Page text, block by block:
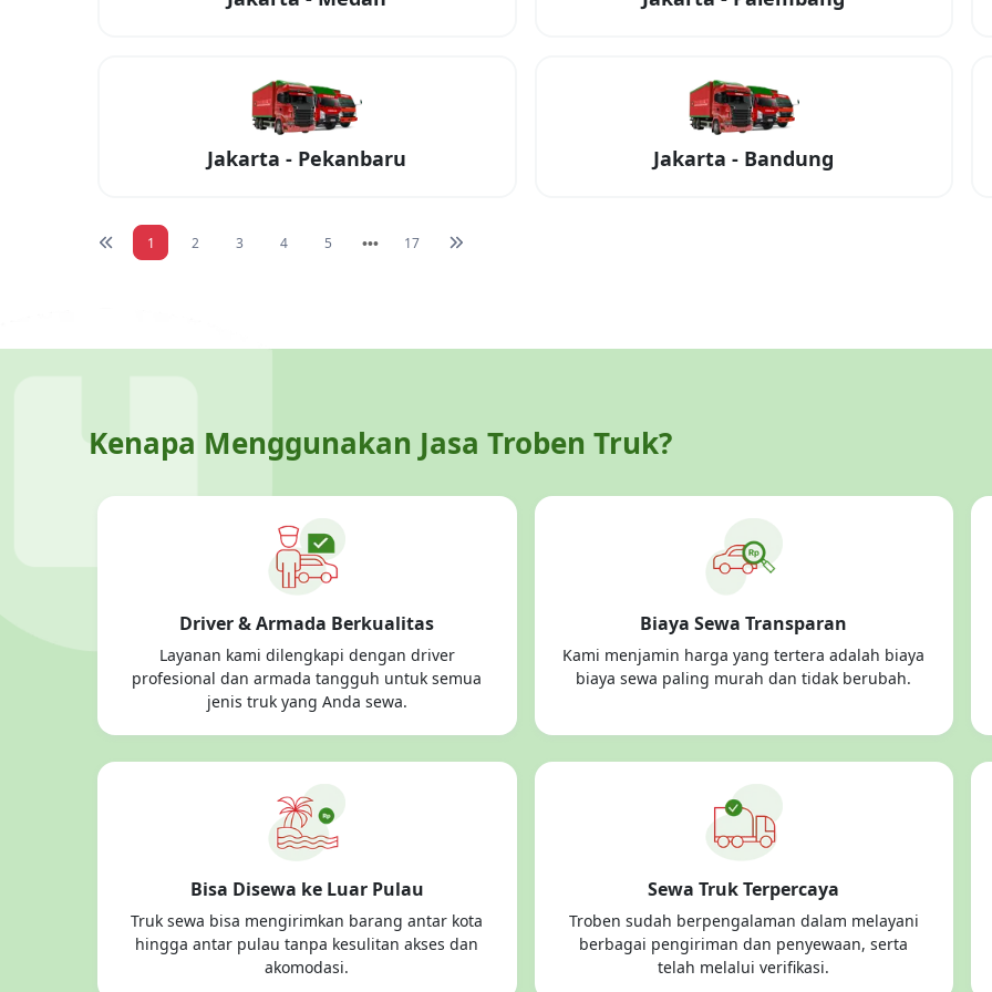
Jakarta - Pekanbaru Jakarta - Bandung
1 2 3 4 5 17
Kenapa Menggunakan Jasa Troben Truk?
Driver & Armada Berkualitas
Layanan kami dilengkapi dengan driver
profesional dan armada tangguh untuk semua
jenis truk yang Anda sewa.
Biaya Sewa Transparan
Kami menjamin harga yang tertera adalah biaya
biaya sewa paling murah dan tidak berubah.
Bisa Disewa ke Luar Pulau
Truk sewa bisa mengirimkan barang antar kota
hingga antar pulau tanpa kesulitan akses dan
akomodasi.
Sewa Truk Terpercaya
Troben sudah berpengalaman dalam melayani
berbagai pengiriman dan penyewaan, serta
telah melalui verifikasi.